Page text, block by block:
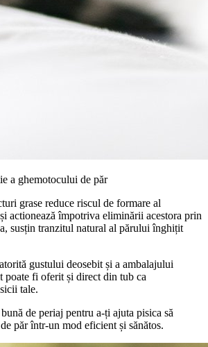
a ghemotocului de păr
grase reduce riscul de formare al
actionează împotriva eliminării acestora prin
susțin tranzitul natural al părului înghițit
gustului deosebit și a ambalajului
poate fi oferit și direct din tub ca
tale.
de periaj pentru a-ți ajuta pisica să
păr într-un mod eficient și sănătos.